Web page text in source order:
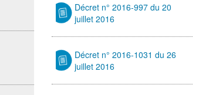
Décret n° 2016-997 du 20
juillet 2016
Décret n° 2016-1031 du 26
juillet 2016